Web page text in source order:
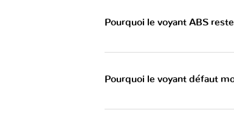
Pourquoi le voyant ABS
Pourquoi le voyant défaut